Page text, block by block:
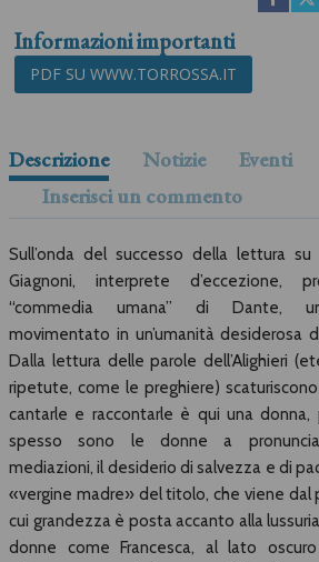
Informazioni importanti
PDF SU WWW.TORROSSA.IT
Descrizione Notizie
Eventi
Inserisci un commento
Sull’onda del successo della lettura su
Giagnoni, interprete d’eccezione,
“commedia umana” di Dante,
movimentato in un’umanità desiderosa
Dalla lettura delle parole dell’Alighieri
ripetute, come le preghiere)
cantarle e raccontarle è qui una donna,
spesso sono le donne a
mediazioni, il desiderio di salvezza e di
«vergine madre» del titolo, che viene dal
cui grandezza è posta accanto alla
donne come Francesca, al lato